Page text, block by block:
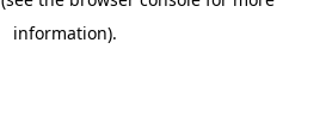
information).